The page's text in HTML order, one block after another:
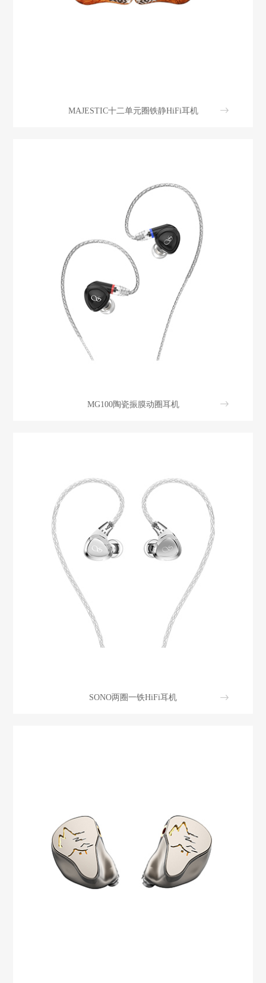
MAJESTIC十二单元圈铁静HiFi耳机
MG100陶瓷振膜动圈耳机
SONO两圈一铁HiFi耳机